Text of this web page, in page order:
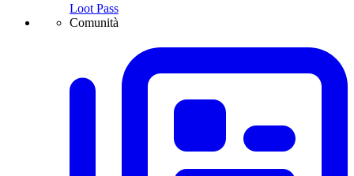
Loot Pass
Comunità